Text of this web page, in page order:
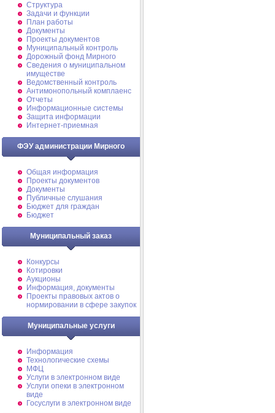
Структура
Задачи и функции
План работы
Документы
Проекты документов
Муниципальный контроль
Дорожный фонд Мирного
Cведения о муниципальном
имуществе
Ведомственный контроль
Антимонопольный комплаенс
Отчеты
Информационные системы
Защита информации
Интернет-приемная
ФЭУ администрации Мирного
Общая информация
Проекты документов
Документы
Публичные слушания
Бюджет для граждан
Бюджет
Муниципальный заказ
Конкурсы
Котировки
Аукционы
Информация, документы
Проекты правовых актов о
нормировании в сфере закупок
Муниципальные услуги
Информация
Технологические схемы
МФЦ
Услуги в электронном виде
Услуги опеки в электронном
виде
Госуслуги в электронном виде